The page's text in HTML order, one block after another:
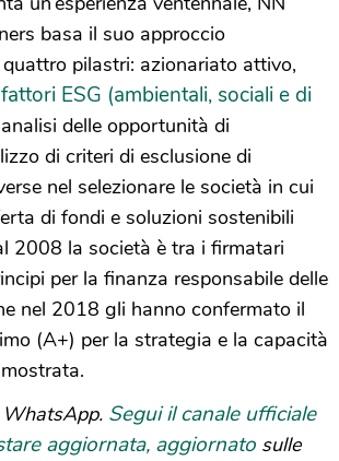
basa il suo approccio
pilastri: azionariato attivo,
fattori ESG (ambientali, sociali e di
delle opportunità di
di criteri di esclusione di
nel selezionare le società in cui
di fondi e soluzioni sostenibili
2008 la società è tra i firmatari
per la finanza responsabile delle
nel 2018 gli hanno confermato il
(A+) per la strategia e la capacità
Segui il canale ufficiale
aggiornata, aggiornato sulle